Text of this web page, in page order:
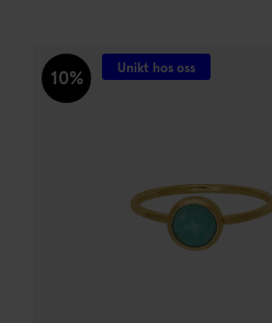
10% Unikt hos oss